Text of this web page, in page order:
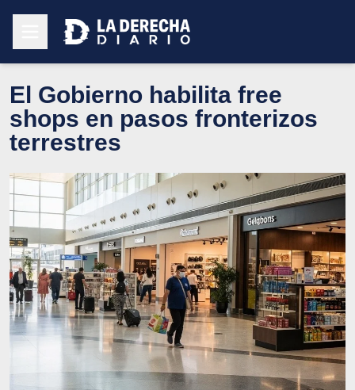
El Gobierno habilita free
shops en pasos fronterizos
terrestres